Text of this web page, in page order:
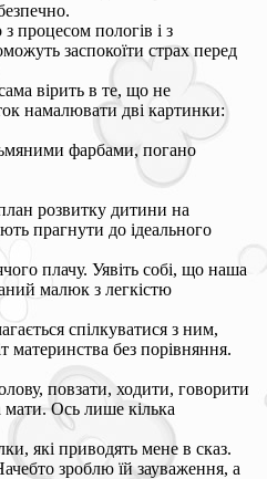
процесом пологів і з
заспокоїти страх перед
вірить в те, що не
намалювати дві картинки:
фарбами, погано
розвитку дитини на
прагнути до ідеального
плачу. Уявіть собі, що наша
малюк з легкістю
спілкуватися з ним,
материнства без порівняння.
повзати, ходити, говорити
Ось лише кілька
які приводять мене в сказ.
зроблю їй зауваження, а